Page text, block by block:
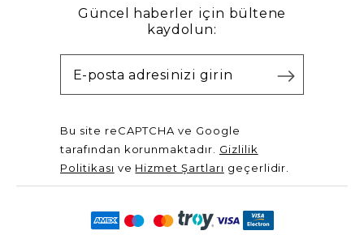
Güncel haberler için bültene
kaydolun:
Bu site reCAPTCHA ve Google
tarafından korunmaktadır. Gizlilik
Politikası ve Hizmet Şartları geçerlidir.